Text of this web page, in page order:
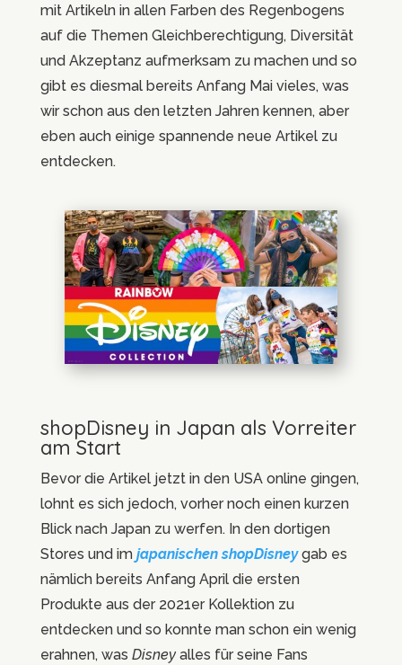
mit Artikeln in allen Farben des Regenbogens
auf die Themen Gleichberechtigung, Diversität
und Akzeptanz aufmerksam zu machen und so
gibt es diesmal bereits Anfang Mai vieles, was
wir schon aus den letzten Jahren kennen, aber
eben auch einige spannende neue Artikel zu
entdecken.
shopDisney in Japan als Vorreiter
am Start
Bevor die Artikel jetzt in den USA online gingen,
lohnt es sich jedoch, vorher noch einen kurzen
Blick nach Japan zu werfen. In den dortigen
Stores und im japanischen shopDisneygab es
nämlich bereits Anfang April die ersten
Produkte aus der 2021er Kollektion zu
entdecken und so konnte man schon ein wenig
erahnen, was Disneyalles für seine Fans